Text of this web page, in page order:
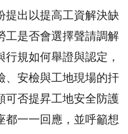
提出以提高工資解決缺
工是否會選擇聲請調解
規如何舉證與認定，
、安檢與工地現場的扞
可否提昇工地安全防護
都一一回應，並呼籲想